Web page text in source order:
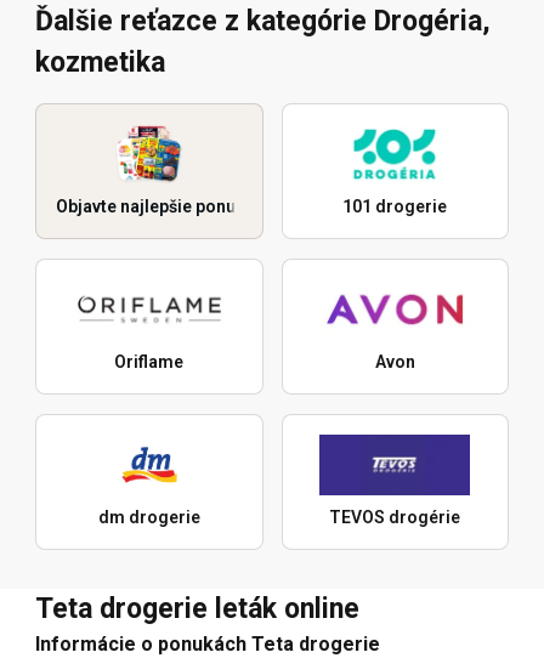
Ďalšie reťazce z kategórie Drogéria,
kozmetika
Objavte najlepšie ponuky 101 drogerie
Oriflame Avon
dm drogerie TEVOS drogérie
Teta drogerie leták online
Informácie o ponukách Teta drogerie